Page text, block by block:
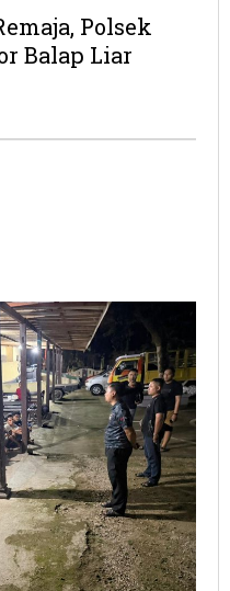
Polsek
Ngadirojo
Polsek
Balap Liar